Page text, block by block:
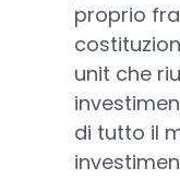
proprio
unit che
di tutto il